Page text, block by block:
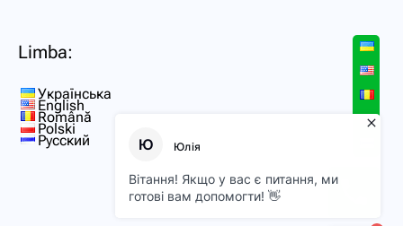
Limba:
Українська
English
Română
Polski
Русский